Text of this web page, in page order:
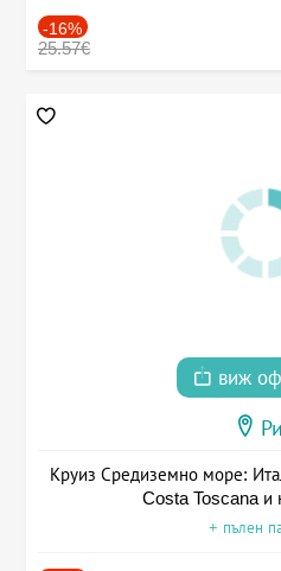
-16%
25.57€
виж
Круиз Средиземно море:
Costa Toscana и
+ пълен